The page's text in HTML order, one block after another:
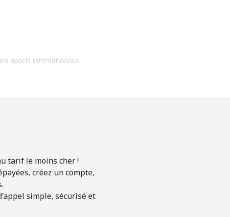
appels internationaux
tarif le moins cher !
créez un compte,
simple, sécurisé et